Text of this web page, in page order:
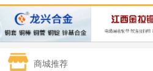
1#镍 131,200—132,400
1#白银 15,170—15,180
钯金 商城推荐